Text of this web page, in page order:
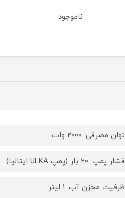
ناموجود
توان مصرفی: ۲۰۰۰ وات
فشار پمپ: ۲۰ بار (پمپ ULKA ایتالیا)
ظرفیت مخزن آب: ۱ لیتر